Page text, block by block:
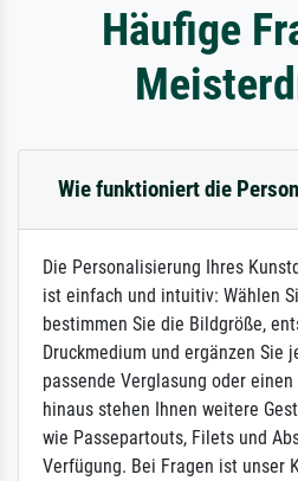
Häufige
Wie funktioniert die
Die Personalisierung Ihres
ist einfach und intuitiv: Wählen
bestimmen Sie die Bildgröße,
Druckmedium und ergänzen Sie
passende Verglasung oder
hinaus stehen Ihnen weitere
wie Passepartouts, Filets und
Verfügung. Bei Fragen ist unser